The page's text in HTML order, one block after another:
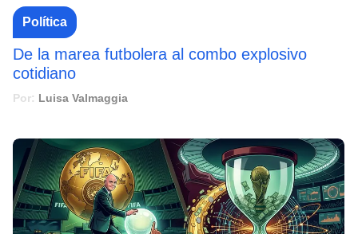
Política
De la marea futbolera al combo explosivo
cotidiano
Por: Luisa Valmaggia